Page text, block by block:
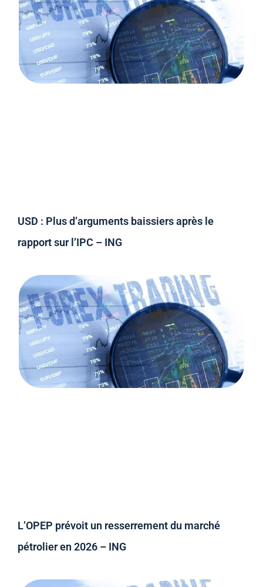
USD : Plus d’arguments baissiers après le
rapport sur l’IPC – ING
L’OPEP prévoit un resserrement du marché
pétrolier en 2026 – ING